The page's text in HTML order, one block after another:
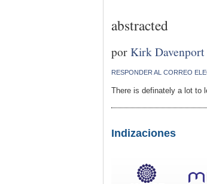
abstracted
porKirk Davenport
RESPONDER AL CORREO
There is definately a lot to
Indizaciones